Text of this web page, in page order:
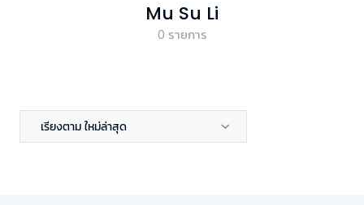
Mu Su Li
0 รายการ
เรียงตาม ใหม่ล่าสุด